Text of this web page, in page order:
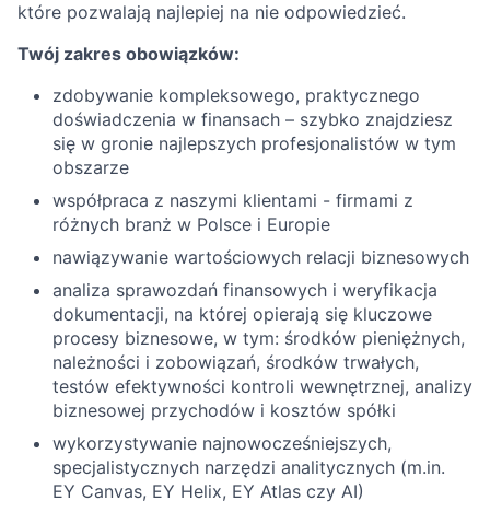
które pozwalają najlepiej na nie odpowiedzieć.
Twój zakres obowiązków:
zdobywanie kompleksowego, praktycznego
doświadczenia w finansach – szybko znajdziesz
się w gronie najlepszych profesjonalistów w tym
obszarze
współpraca z naszymi klientami - firmami z
różnych branż w Polsce i Europie
nawiązywanie wartościowych relacji biznesowych
analiza sprawozdań finansowych i weryfikacja
dokumentacji, na której opierają się kluczowe
procesy biznesowe, w tym: środków pieniężnych,
należności i zobowiązań, środków trwałych,
testów efektywności kontroli wewnętrznej, analizy
biznesowej przychodów i kosztów spółki
wykorzystywanie najnowocześniejszych,
specjalistycznych narzędzi analitycznych (m.in.
EY Canvas, EY Helix, EY Atlas czy AI)